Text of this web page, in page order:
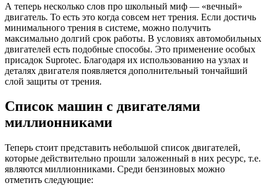
А теперь несколько слов про школьный миф — «вечный»
двигатель. То есть это когда совсем нет трения. Если достичь
минимального трения в системе, можно получить
максимально долгий срок работы. В условиях автомобильных
двигателей есть подобные способы. Это применение особых
присадок Suprotec. Благодаря их использованию на узлах и
деталях двигателя появляется дополнительный тончайший
слой защиты от трения.
Список машин с двигателями
миллионниками
Теперь стоит представить небольшой список двигателей,
которые действительно прошли заложенный в них ресурс, т.е.
являются миллионниками. Среди бензиновых можно
отметить следующие: